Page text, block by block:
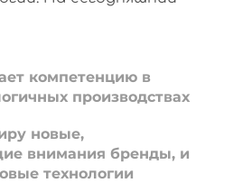
компетенцию в
производствах
новые,
внимания бренды, и
технологии